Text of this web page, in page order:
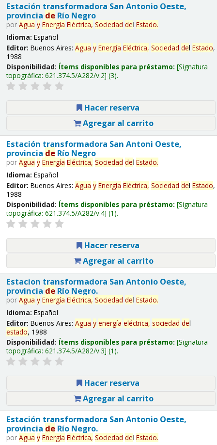
Estación transformadora San Antonio Oeste,
provincia deRío Negro
por Agua y Energía Eléctrica, Sociedad del Estado.
Idioma: Español
Editor: Buenos Aires: Agua y Energía Eléctrica, Sociedad del Estado,
1988
Disponibilidad: Ítems disponibles para préstamo: Signatura
topográfica: 621.374.5/A282/v.2 (3).
Hacer reserva
Agregar al carrito
Estación transformadora San Antoni Oeste,
provincia deRío Negro
por Agua y Energía Eléctrica, Sociedad del Estado.
Idioma: Español
Editor: Buenos Aires: Agua y Energía Eléctrica, Sociedad del Estado,
1988
Disponibilidad: Ítems disponibles para préstamo: Signatura
topográfica: 621.374.5/A282/v.4 (1).
Hacer reserva
Agregar al carrito
Estacion transformadora San Antonio Oeste,
provincia deRío Negro.
por Agua y Energía Eléctrica, Sociedad del Estado.
Idioma: Español
Editor: Buenos Aires: Agua y energía eléctrica, sociedad del
estado, 1988
Disponibilidad: Ítems disponibles para préstamo: Signatura
topográfica: 621.374.5/A282/v.3 (1).
Hacer reserva
Agregar al carrito
Estación transformadora San Antonio Oeste,
provincia deRío Negro.
por Agua y Energía Eléctrica, Sociedad del Estado.